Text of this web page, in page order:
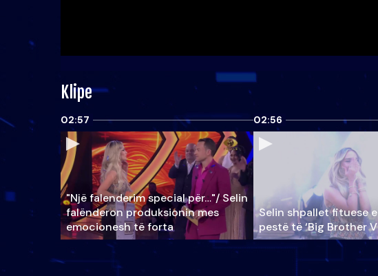
Klipe
02:57
"Një falenderim special për…"/ Selin
falënderon produksionin mes
emocionesh të forta
02:56
Selin shpallet fituese
pestë të ‘Big Brother